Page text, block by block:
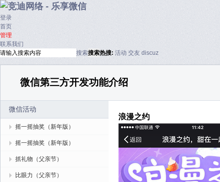
登录
首页
管理
联系我们
搜索搜索热搜: 活动 交友 discuz
微信第三方开发功能介绍
微信活动
摇一摇抽奖（新年版）
摇一摇抽奖（新年版）
抓礼物（父亲节）
比眼力（父亲节）
浪漫之约